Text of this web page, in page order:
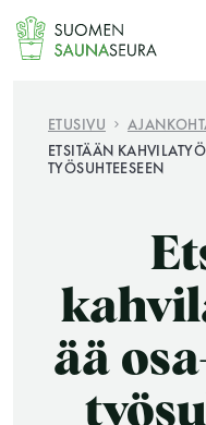
Siirry
sisältöön
Jokaisen kuun 1.
KATSO TARKEMMAT
ETUSIVU
ETSITÄÄN
TYÖSUHTEESEEN
ää